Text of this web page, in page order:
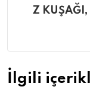
Z KUŞAĞI,
İlgili